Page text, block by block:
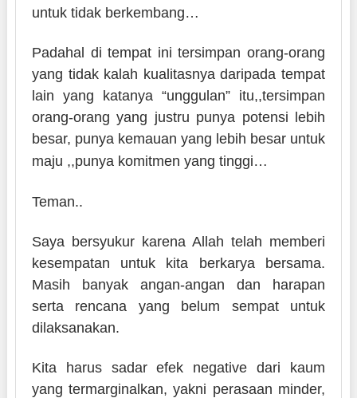
untuk tidak berkembang…
Padahal di tempat ini tersimpan orang-orang
yang tidak kalah kualitasnya daripada tempat
lain yang katanya “unggulan” itu,,tersimpan
orang-orang yang justru punya potensi lebih
besar, punya kemauan yang lebih besar untuk
maju ,,punya komitmen yang tinggi…
Teman..
Saya bersyukur karena Allah telah memberi
kesempatan untuk kita berkarya bersama.
Masih banyak angan-angan dan harapan
serta rencana yang belum sempat untuk
dilaksanakan.
Kita harus sadar efek negative dari kaum
yang termarginalkan, yakni perasaan minder,